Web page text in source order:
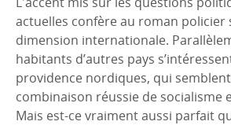
actuelles confère au roman policier
dimension internationale.
habitants d’autres pays
providence nordiques, qui
combinaison réussie de socialisme
Mais est-ce vraiment aussi parfait